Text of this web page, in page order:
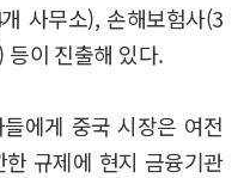
사무소), 손해보험사(3
등이 진출해 있다.
에게 중국 시장은 여전
규제에 현지 금융기관